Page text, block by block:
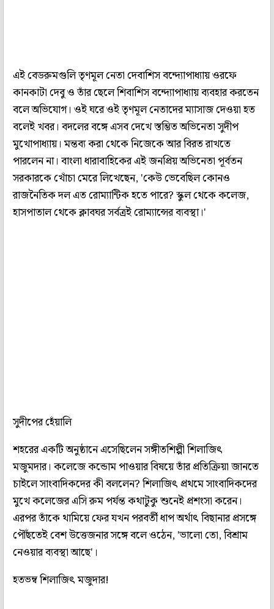
এই বেডরুমগুলি তৃণমূল নেতা দেবাশিস বন্দ্যোপাধ্যায় ওরফে
কানকাটা দেবু ও তাঁর ছেলে শিবাশিস বন্দ্যোপাধ্যায় ব্যবহার করতেন
বলে অভিযোগ। ওই ঘরে ওই তৃণমূল নেতাদের ম্যাসাজ দেওয়া হত
বলেই খবর। বদলের বঙ্গে এসব দেখে স্তম্ভিত অভিনেতা সুদীপ
মুখোপাধ্যায়। মন্তব্য করা থেকে নিজেকে আর বিরত রাখতে
পারলেন না। বাংলা ধারাবাহিকের এই জনপ্রিয় অভিনেতা পূর্বতন
সরকারকে খোঁচা মেরে লিখেছেন, 'কেউ ভেবেছিল কোনও
রাজনৈতিক দল এত রোম্যান্টিক হতে পারে? স্কুল থেকে কলেজ,
হাসপাতাল থেকে ক্লাবঘর সর্বত্রই রোম্যান্সের ব্যবস্থা।'
সুদীপের হেঁয়ালি
শহরের একটি অনুষ্ঠানে এসেছিলেন সঙ্গীতশিল্পী শিলাজিৎ
মজুমদার। কলেজে কন্ডোম পাওয়ার বিষয়ে তাঁর প্রতিক্রিয়া জানতে
চাইলে সাংবাদিকদের কী বললেন? শিলাজিৎ প্রথমে সাংবাদিকদের
মুখে কলেজের এসি রুম পর্যন্ত কথাটুকু শুনেই প্রশংসা করেন।
এরপর তাঁকে থামিয়ে ফের যখন পরবর্তী ধাপ অর্থাৎ বিছানার প্রসঙ্গে
পৌঁছতেই বেশ উত্তেজনার সঙ্গে বলে ওঠেন, 'ভালো তো, বিশ্রাম
নেওয়ার ব্যবস্থা আছে'।
হতভম্ব শিলাজিৎ মজুদার!